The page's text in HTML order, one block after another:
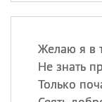
Желаю я в
Не знать
Только